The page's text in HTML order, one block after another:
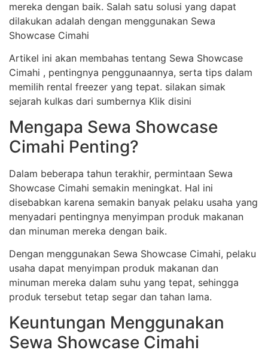
mereka dengan baik. Salah satu solusi yang dapat
dilakukan adalah dengan menggunakan Sewa
Showcase Cimahi
Artikel ini akan membahas tentang Sewa Showcase
Cimahi , pentingnya penggunaannya, serta tips dalam
memilih rental freezer yang tepat. silakan simak
sejarah kulkas dari sumbernya Klik disini
Mengapa Sewa Showcase
Cimahi Penting?
Dalam beberapa tahun terakhir, permintaan Sewa
Showcase Cimahi semakin meningkat. Hal ini
disebabkan karena semakin banyak pelaku usaha yang
menyadari pentingnya menyimpan produk makanan
dan minuman mereka dengan baik.
Dengan menggunakan Sewa Showcase Cimahi, pelaku
usaha dapat menyimpan produk makanan dan
minuman mereka dalam suhu yang tepat, sehingga
produk tersebut tetap segar dan tahan lama.
Keuntungan Menggunakan
Sewa Showcase Cimahi